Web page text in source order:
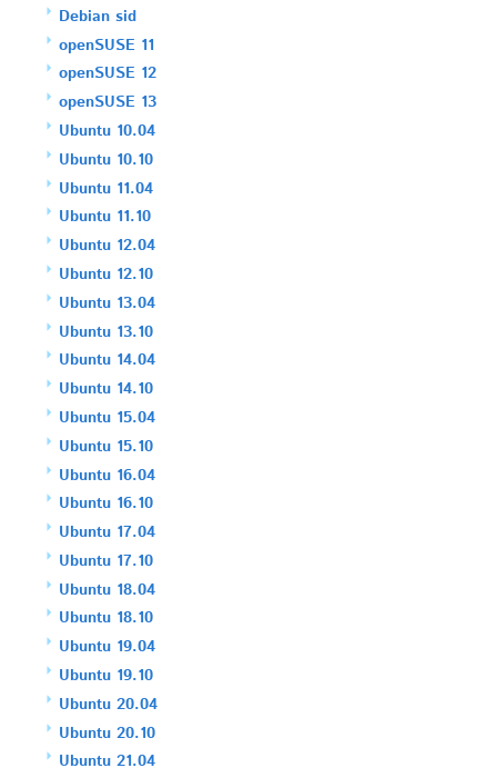
Debian sid
openSUSE 11
openSUSE 12
openSUSE 13
Ubuntu 10.04
Ubuntu 10.10
Ubuntu 11.04
Ubuntu 11.10
Ubuntu 12.04
Ubuntu 12.10
Ubuntu 13.04
Ubuntu 13.10
Ubuntu 14.04
Ubuntu 14.10
Ubuntu 15.04
Ubuntu 15.10
Ubuntu 16.04
Ubuntu 16.10
Ubuntu 17.04
Ubuntu 17.10
Ubuntu 18.04
Ubuntu 18.10
Ubuntu 19.04
Ubuntu 19.10
Ubuntu 20.04
Ubuntu 20.10
Ubuntu 21.04